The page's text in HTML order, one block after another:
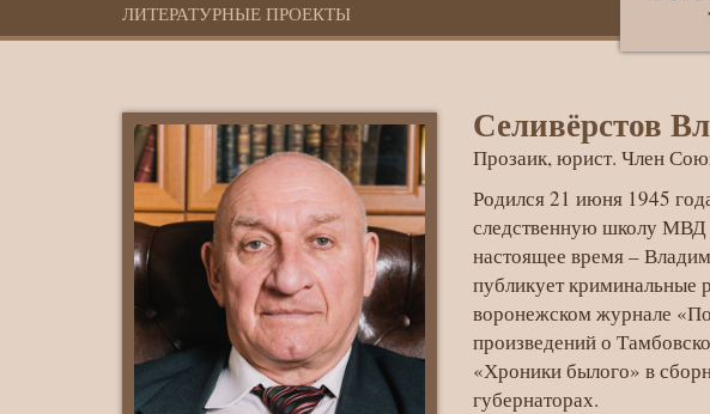
ЛИТЕРАТУРНЫЕ ПРОЕКТЫ
Владимир
Иванович
Селивёрстов
Прозаик, юрист. Член
Родился 21 июня 1945
следственную школу
настоящее время –
публикует криминальные
воронежском журнале
произведений о
«Хроники былого» в
губернаторах.